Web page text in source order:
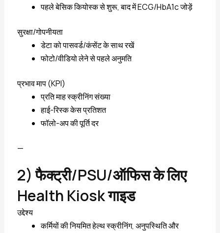
पहले बेसिक कियोस्क से शुरू, बाद में ECG/HbA1c जोड़ें
सुरक्षा/गोपनीयता
डेटा को पासवर्ड/कंसेंट के साथ रखें
फोटो/वीडियो लेने से पहले अनुमति
प्रभाव माप (KPI)
प्रति माह स्क्रीनिंग संख्या
हाई-रिस्क केस प्रतिशत
फॉलो-अप की पूर्ति दर
—
2) फैक्ट्री/PSU/ऑफिस के लिए
Health Kiosk गाइड
उद्देश्य
कर्मियों की नियमित हेल्थ स्क्रीनिंग, अनुपस्थिति और